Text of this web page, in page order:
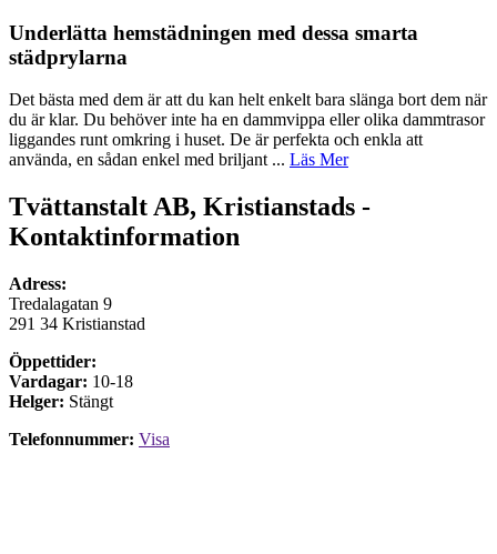
Underlätta hemstädningen med dessa smarta
städprylarna
Det bästa med dem är att du kan helt enkelt bara slänga bort dem när
du är klar. Du behöver inte ha en dammvippa eller olika dammtrasor
liggandes runt omkring i huset. De är perfekta och enkla att
använda, en sådan enkel med briljant ... Läs Mer
Tvättanstalt AB, Kristianstads -
Kontaktinformation
Adress:
Tredalagatan 9
291 34 Kristianstad
Öppettider:
Vardagar: 10-18
Helger: Stängt
Telefonnummer: Visa